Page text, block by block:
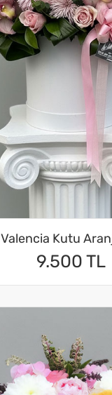
Valencia Kutu
9.500 TL